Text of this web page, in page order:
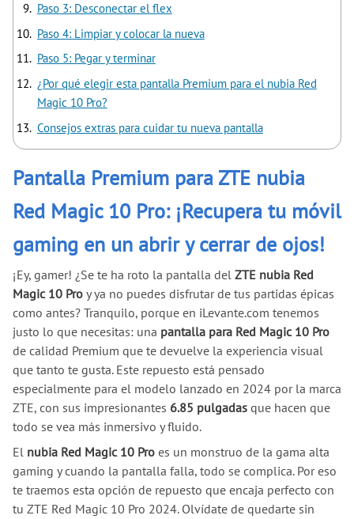
Paso 3: Desconectar el flex
Paso 4: Limpiar y colocar la nueva
Paso 5: Pegar y terminar
¿Por qué elegir esta pantalla Premium para el nubia Red
Magic 10 Pro?
Consejos extras para cuidar tu nueva pantalla
Pantalla Premium para ZTE nubia
Red Magic 10 Pro: ¡Recupera tu móvil
gaming en un abrir y cerrar de ojos!
¡Ey, gamer! ¿Se te ha roto la pantalla del ZTE nubia Red
Magic 10 Pro y ya no puedes disfrutar de tus partidas épicas
como antes? Tranquilo, porque en iLevante.com tenemos
justo lo que necesitas: una pantalla para Red Magic 10 Pro
de calidad Premium que te devuelve la experiencia visual
que tanto te gusta. Este repuesto está pensado
especialmente para el modelo lanzado en 2024 por la marca
ZTE, con sus impresionantes 6.85 pulgadas que hacen que
todo se vea más inmersivo y fluido.
El nubia Red Magic 10 Pro es un monstruo de la gama alta
gaming y cuando la pantalla falla, todo se complica. Por eso
te traemos esta opción de repuesto que encaja perfecto con
tu ZTE Red Magic 10 Pro 2024. Olvídate de quedarte sin